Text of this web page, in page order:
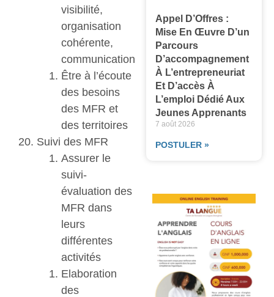
visibilité,
organisation
cohérente,
communication
Être à l’écoute
des besoins
des MFR et
des territoires
Suivi des MFR
Assurer le
suivi-
évaluation des
MFR dans
leurs
différentes
activités
Elaboration
des
Appel D’Offres :
Mise En Œuvre D’un
Parcours
D’accompagnement
À L’entrepreneuriat
Et D’accès À
L’emploi Dédié Aux
Jeunes Apprenants
7 août 2026
POSTULER »